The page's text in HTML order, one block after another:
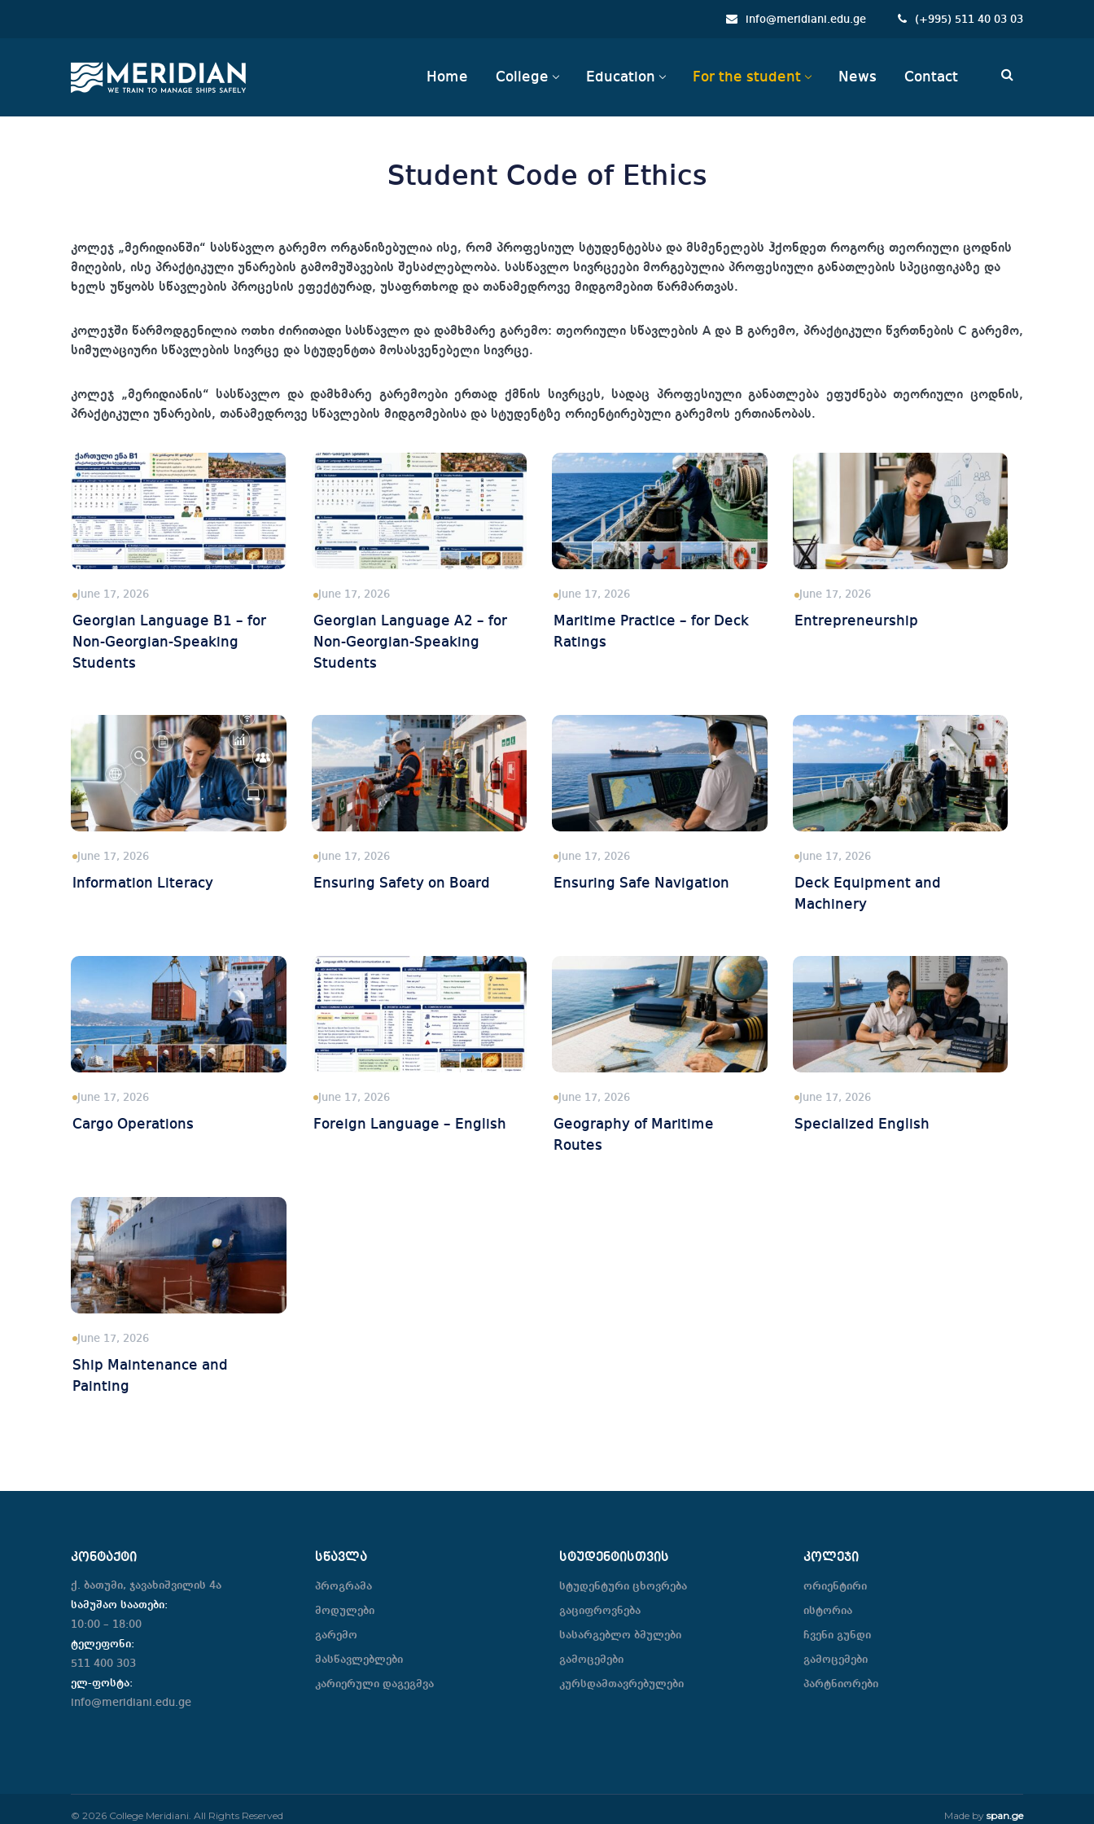
info@meridiani.edu.ge (+995) 511 40 03 03
Home College Education For the student News Contact
Student Code of Ethics
კოლეჯ „მერიდიანში“ სასწავლო გარემო ორგანიზებულია ისე, რომ პროფესიულ სტუდენტებსა და მსმენელებს ჰქონდეთ როგორც თეორიული ცოდნის
მიღების, ისე პრაქტიკული უნარების გამომუშავების შესაძლებლობა. სასწავლო სივრცეები მორგებულია პროფესიული განათლების სპეციფიკაზე და
ხელს უწყობს სწავლების პროცესის ეფექტურად, უსაფრთხოდ და თანამედროვე მიდგომებით წარმართვას.
კოლეჯში წარმოდგენილია ოთხი ძირითადი სასწავლო და დამხმარე გარემო: თეორიული სწავლების A და B გარემო, პრაქტიკული წვრთნების C გარემო,
სიმულაციური სწავლების სივრცე და სტუდენტთა მოსასვენებელი სივრცე.
კოლეჯ „მერიდიანის“ სასწავლო და დამხმარე გარემოები ერთად ქმნის სივრცეს, სადაც პროფესიული განათლება ეფუძნება თეორიული ცოდნის,
პრაქტიკული უნარების, თანამედროვე სწავლების მიდგომებისა და სტუდენტზე ორიენტირებული გარემოს ერთიანობას.
Georgian Language B1 – for
Non-Georgian-Speaking
Students
June 17, 2026
Georgian Language A2 – for
Non-Georgian-Speaking
Students
June 17, 2026
Maritime Practice – for Deck
Ratings
June 17, 2026
Entrepreneurship
June 17, 2026
Information Literacy
June 17, 2026
Ensuring Safety on Board
June 17, 2026
Ensuring Safe Navigation
June 17, 2026
Deck Equipment and
Machinery
June 17, 2026
Cargo Operations
June 17, 2026
Foreign Language – English
June 17, 2026
Geography of Maritime
Routes
June 17, 2026
Specialized English
June 17, 2026
Ship Maintenance and
Painting
June 17, 2026
ᲙᲝᲜᲢᲐᲥᲢᲘ
ქ. ბათუმი, ჯავახიშვილის 4ა
სამუშაო საათები:
10:00 – 18:00
ტელეფონი:
511 400 303
ელ-ფოსტა:
info@meridiani.edu.ge
ᲡᲬᲐᲕᲚᲐ
პროგრამა
მოდულები
გარემო
მასწავლებლები
კარიერული დაგეგმვა
ᲡᲢᲣᲓᲔᲜᲢᲘᲡᲗᲕᲘᲡ
სტუდენტური ცხოვრება
გაციფროვნება
სასარგებლო ბმულები
გამოცემები
კურსდამთავრებულები
ᲙᲝᲚᲔᲯᲘ
ორიენტირი
ისტორია
ჩვენი გუნდი
გამოცემები
პარტნიორები
© 2026 College Meridiani. All Rights Reserved Made by span.ge